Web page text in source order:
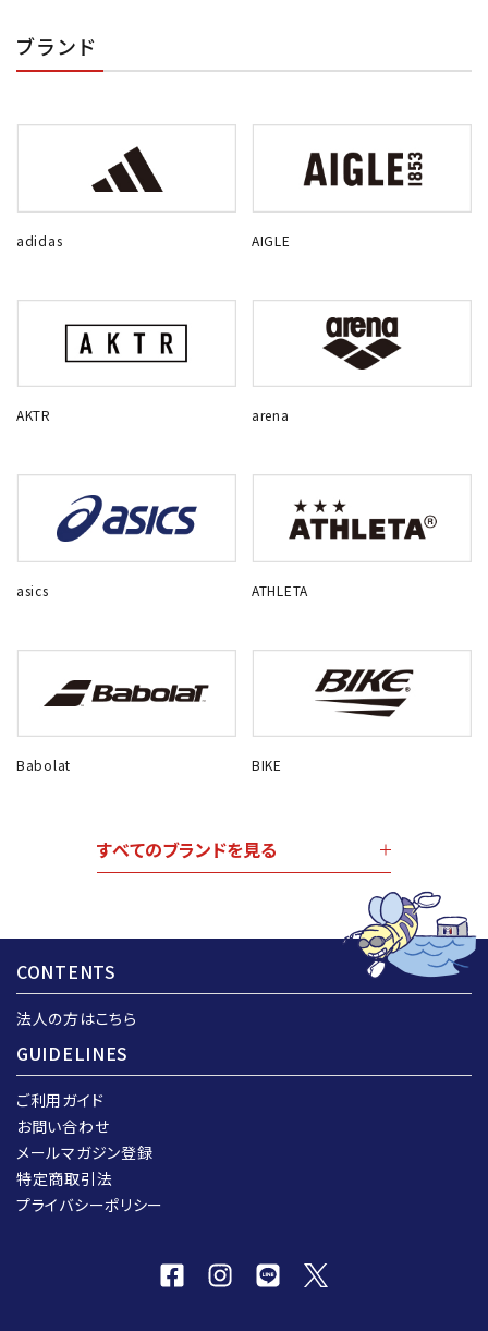
ブランド
adidas AIGLE
AKTR arena
asics ATHLETA
Babolat BIKE
すべてのブランドを見る
CONTENTS
法人の方はこちら
GUIDELINES
ご利用ガイド
お問い合わせ
メールマガジン登録
特定商取引法
プライバシーポリシー